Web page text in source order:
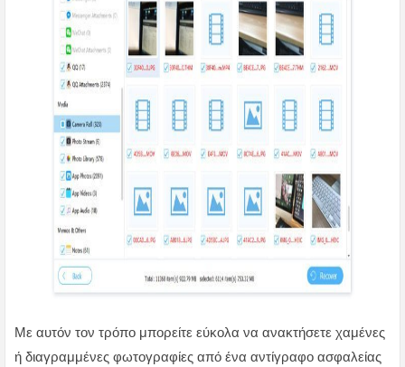
Με αυτόν τον τρόπο μπορείτε εύκολα να ανακτήσετε χαμένες
ή διαγραμμένες φωτογραφίες από ένα αντίγραφο ασφαλείας